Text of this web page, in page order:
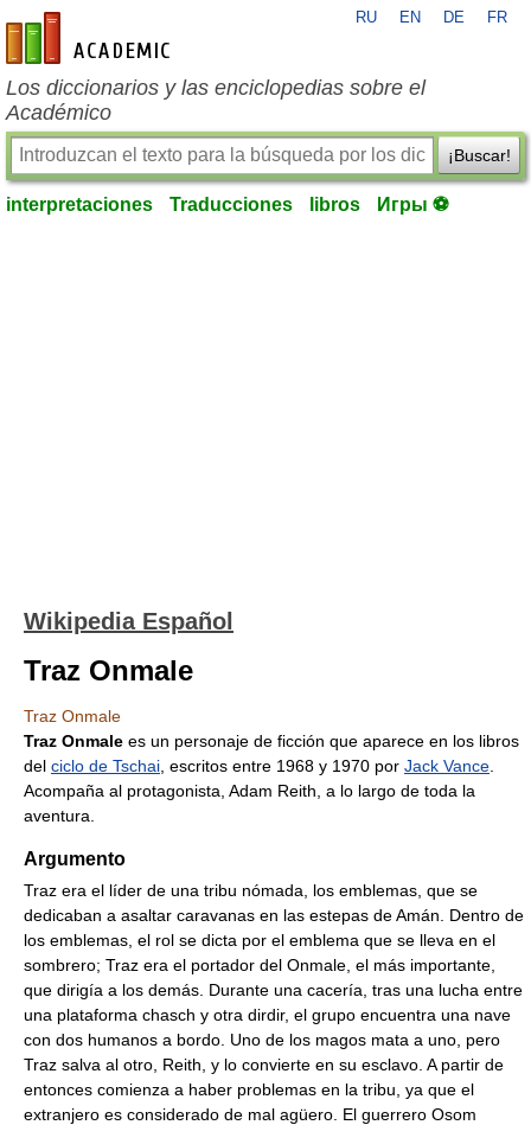
es-academic.com
RU EN DE FR
Los diccionarios y las enciclopedias sobre el
Académico
¡Buscar!
interpretaciones Traducciones libros Игры ⚽
Wikipedia Español
Traz Onmale
Traz Onmale
Traz Onmale es un personaje de ficción que aparece en los libros
del ciclo de Tschai , escritos entre 1968 y 1970 por Jack Vance
Acompaña al protagonista, Adam Reith, a lo largo de toda la
aventura.
Argumento
Traz era el líder de una tribu nómada, los emblemas, que se
dedicaban a asaltar caravanas en las estepas de Amán. Dentro de
los emblemas, el rol se dicta por el emblema que se lleva en el
sombrero; Traz era el portador del Onmale, el más importante,
que dirigía a los demás. Durante una cacería, tras una lucha entre
una plataforma chasch y otra dirdir, el grupo encuentra una nave
con dos humanos a bordo. Uno de los magos mata a uno, pero
Traz salva al otro, Reith, y lo convierte en su esclavo. A partir de
entonces comienza a haber problemas en la tribu, ya que el
extranjero es considerado de mal agüero. El guerrero Osom